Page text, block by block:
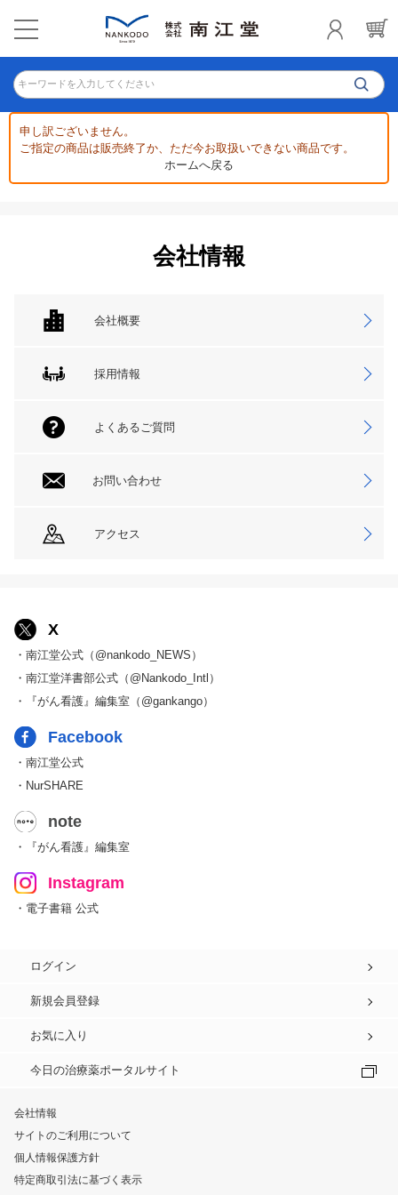
キーワードを入力してください
申し訳ございません。
ご指定の商品は販売終了か、ただ今お取扱いできない商品です。
ホームへ戻る
会社情報
会社概要
採用情報
よくあるご質問
お問い合わせ
アクセス
X
・南江堂公式（@nankodo_NEWS）
・南江堂洋書部公式（@Nankodo_Intl）
・『がん看護』編集室（@gankango）
Facebook
・南江堂公式
・NurSHARE
note
・『がん看護』編集室
Instagram
・電子書籍 公式
ログイン
新規会員登録
お気に入り
今日の治療薬ポータルサイト
会社情報
サイトのご利用について
個人情報保護方針
特定商取引法に基づく表示